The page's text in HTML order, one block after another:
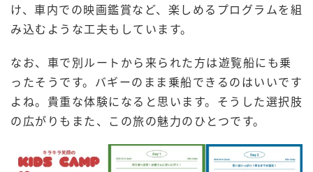
け、車内での映画鑑賞など、楽しめるプログラムを組
み込むような工夫もしています。
なお、車で別ルートから来られた方は遊覧船にも乗
ったそうです。バギーのまま乗船できるのはいいです
よね。貴重な体験になると思います。そうした選択肢
の広がりもまた、この旅の魅力のひとつです。